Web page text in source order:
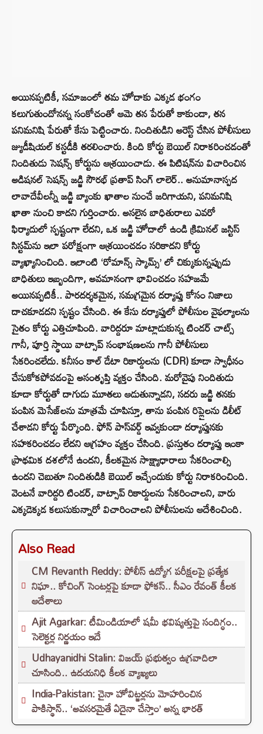
అయినప్పటికీ, సమాజంలో తమ హోదాకు ఎక్కడ భంగం
కలుగుతుందోనన్న సంకోచంతో ఆమె తన పేరుతో కాకుండా, తన
పనిమనిషి పేరుతో కేసు పెట్టించారు. నిందితుడిని అరెస్ట్ చేసిన పోలీసులు
జ్యుడీషియల్ కస్టడీకి తరలించారు. కింది కోర్టు బెయిల్ నిరాకరించడంతో
నిందితుడు సెషన్స్ కోర్టును ఆశ్రయించాడు. ఈ పిటిషన్‌ను విచారించిన
అడిషనల్ సెషన్స్ జడ్జి సౌరభ్ ప్రతాప్ సింగ్ లాలెర్.. అనుమానాస్పద
లావాదేవీలన్నీ జడ్జి బ్యాంకు ఖాతాల నుంచే జరిగాయని, పనిమనిషి
ఖాతా నుంచి కాదని గుర్తించారు. అసలైన బాధితురాలు ఎవరో
ఫిర్యాదులో స్పష్టంగా లేదని, ఒక జడ్జి హోదాలో ఉండి క్రిమినల్ జస్టిస్
సిస్టమ్‌ను ఇలా పరోక్షంగా ఆశ్రయించడం సరికాదని కోర్టు
వ్యాఖ్యానించింది. ఇలాంటి ‘రోమాన్స్ స్కామ్స్’ లో చిక్కుకున్నప్పుడు
బాధితులు ఇబ్బందిగా, అవమానంగా భావించడం సహజమే
అయినప్పటికీ.. పారదర్శకమైన, సమగ్రమైన దర్యాప్తు కోసం నిజాలు
దాచకూడదని స్పష్టం చేసింది. ఈ కేసు దర్యాప్తులో పోలీసుల వైఫల్యాలను
సైతం కోర్టు ఎత్తిచూపింది. వారిద్దరూ మాట్లాడుకున్న టిండర్ చాట్స్
గానీ, పూర్తి స్థాయి వాట్సాప్ సంభాషణలను గానీ పోలీసులు
సేకరించలేదు. కనీసం కాల్ డేటా రికార్డులను (CDR) కూడా స్వాధీనం
చేసుకోకపోవడంపై అసంతృప్తి వ్యక్తం చేసింది. మరోవైపు నిందితుడు
కూడా కోర్టుతో దాగుడు మూతలు ఆడుతున్నాడని, సదరు జడ్జి తనకు
పంపిన మెసేజ్‌లను మాత్రమే చూపిస్తూ, తాను పంపిన రిప్లైలను డిలీట్
చేశాడని కోర్టు పేర్కొంది. ఫోన్ పాస్‌వర్డ్ ఇవ్వకుండా దర్యాప్తునకు
సహకరించడం లేదని ఆగ్రహం వ్యక్తం చేసింది. ప్రస్తుతం దర్యాప్తు ఇంకా
ప్రాథమిక దశలోనే ఉందని, కీలకమైన సాక్ష్యాధారాలు సేకరించాల్సి
ఉందని చెబుతూ నిందితుడికి బెయిల్ ఇచ్చేందుకు కోర్టు నిరాకరించింది.
వెంటనే వారిద్దరి టిండర్, వాట్సాప్ రికార్డులను సేకరించాలని, వారు
ఎక్కడెక్కడ కలుసుకున్నారో విచారించాలని పోలీసులను ఆదేశించింది.
Also Read
CM Revanth Reddy: పోలీస్ ఉద్యోగ పరీక్షలపై ప్రత్యేక
నిఘా.. కోచింగ్ సెంటర్లపై కూడా ఫోకస్.. సీఎం రేవంత్ కీలక
ఆదేశాలు
Ajit Agarkar: టీమిండియాలో షమీ భవిష్యత్తుపై సందిగ్ధం..
సెలెక్టర్ల నిర్ణయం ఇదే
Udhayanidhi Stalin: విజయ్ ప్రభుత్వం ఉగ్రవాదిలా
చూసింది.. ఉదయనిధి కీలక వ్యాఖ్యలు
India-Pakistan: చైనా హోవిట్జర్లను మోహరించిన
పాకిస్థాన్.. ‘అవసరమైతే ఏదైనా చేస్తాం’ అన్న భారత్